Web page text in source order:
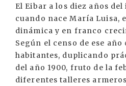
El Eibar a los diez años
cuando nace María Luisa,
dinámica y en franco
Según el censo de ese año
habitantes, duplicando
del año 1900, fruto de la
diferentes talleres